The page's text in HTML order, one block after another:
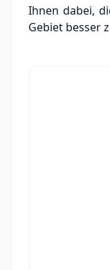
Ihnen dabei,
Gebiet besser